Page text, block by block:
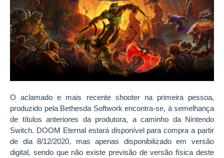
O aclamado e mais recente shooter na primeira pessoa,
produzido pela Bethesda Softwork encontra-se, à semelhança
de títulos anteriores da produtora, a caminho da Nintendo
Switch. DOOM Eternal estará disponívelpara compra a partir
de dia 8/12/2020, mas apenas disponibilizadoem versão
digital, sendo que não existe previsão de versão física deste